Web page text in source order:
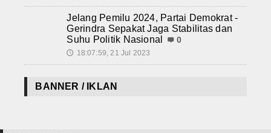
Jelang Pemilu 2024, Partai Demokrat -
Gerindra Sepakat Jaga Stabilitas dan
Suhu Politik Nasional
0
🕔 18:07:59, 21 Jul 2023
BANNER / IKLAN